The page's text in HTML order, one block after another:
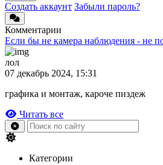
Создать аккаунт Забыли пароль?
Комментарии
Если бы не камера наблюдения - не
лол
07 декабрь 2024, 15:31
графика и монтаж, кароче пиздеж
Читать все
Категории